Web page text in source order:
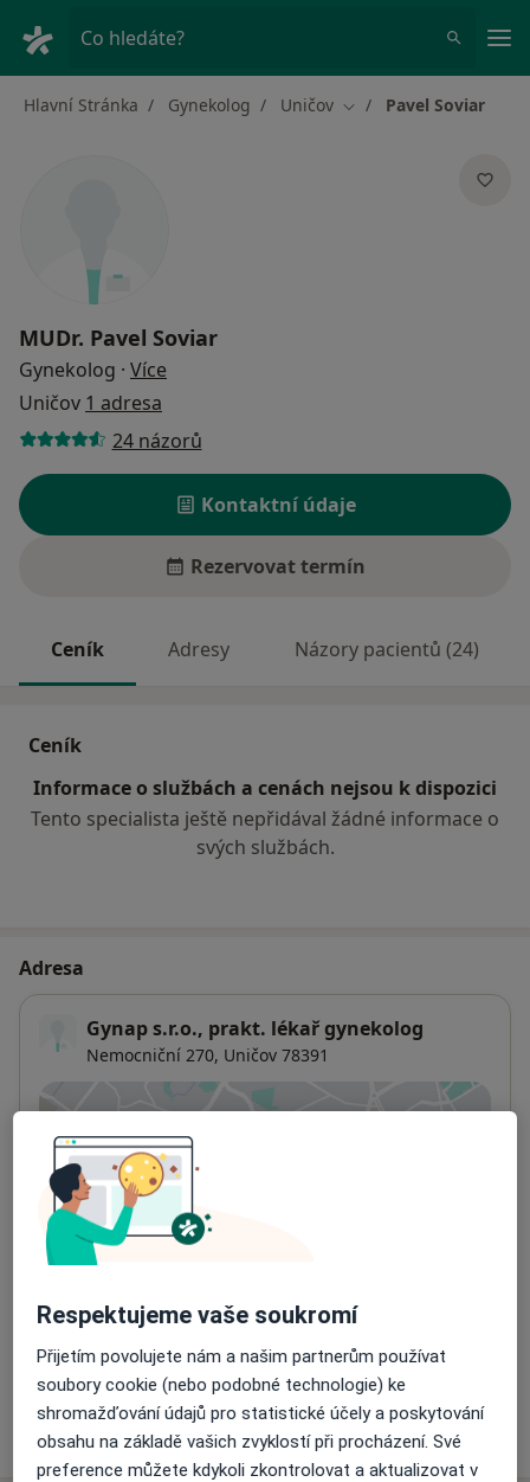
Co hledáte?
Hlavní Stránka Gynekolog Uničov Změna města
Pavel Soviar
MUDr. Pavel Soviar
Gynekolog · Více
Uničov 1 adresa
24 názorů
Kontaktní údaje
Rezervovat termín
Ceník Adresy Názory pacientů (24)
Ceník
Informace o službách a cenách nejsou k dispozici
Tento specialista ještě nepřidával žádné informace o
svých službách.
Adresa
Gynap s.r.o., prakt. lékař gynekolog
Nemocniční 270, Uničov 78391
Dostupnost
Na této adrese online kalendář není aktivní
Co mám v takové situaci udělat?
Způsoby platby (soukromé návštěvy)
Na teto adrese lékař přijímá pacienty na pojišťovnu
Detaily
Víceo adrese
Respektujeme vaše soukromí
Přijetím povolujete nám a našim partnerům používat
soubory cookie (nebo podobné technologie) ke
shromažďování údajů pro statistické účely a poskytování
obsahu na základě vašich zvyklostí při procházení. Své
preference můžete kdykoli zkontrolovat a aktualizovat v